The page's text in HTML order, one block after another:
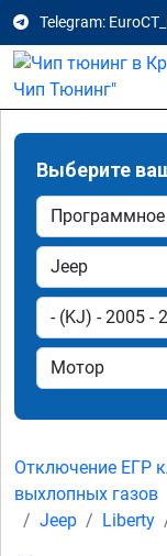
Telegram:
Выберите
Отключение ЕГР
выхлопных газов
Jeep
Liberty